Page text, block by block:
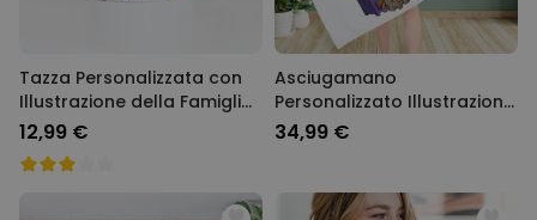
Tazza Personalizzata con
Illustrazione della Famiglia
dei Cartoni Animati
12,99 €
Asciugamano
Personalizzato Illustrazione
della Famiglia Cartoni
34,99 €